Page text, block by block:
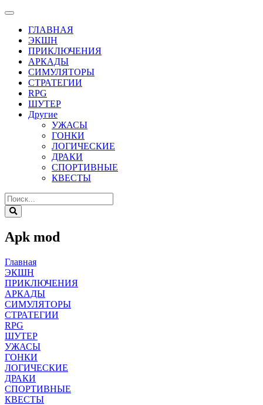
ГЛАВНАЯ
ЭКШН
ПРИКЛЮЧЕНИЯ
АРКАДЫ
СИМУЛЯТОРЫ
СТРАТЕГИИ
RPG
ШУТЕР
Другие
УЖАСЫ
ГОНКИ
ЛОГИЧЕСКИЕ
ДРАКИ
СПОРТИВНЫЕ
КВЕСТЫ
Apk mod
Главная
ЭКШН
ПРИКЛЮЧЕНИЯ
АРКАДЫ
СИМУЛЯТОРЫ
СТРАТЕГИИ
RPG
ШУТЕР
УЖАСЫ
ГОНКИ
ЛОГИЧЕСКИЕ
ДРАКИ
СПОРТИВНЫЕ
КВЕСТЫ